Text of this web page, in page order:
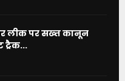
लीक पर सख्त कानून
ट्रैक...